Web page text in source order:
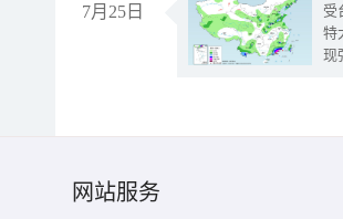
7月25日
受
特
现
网站服务